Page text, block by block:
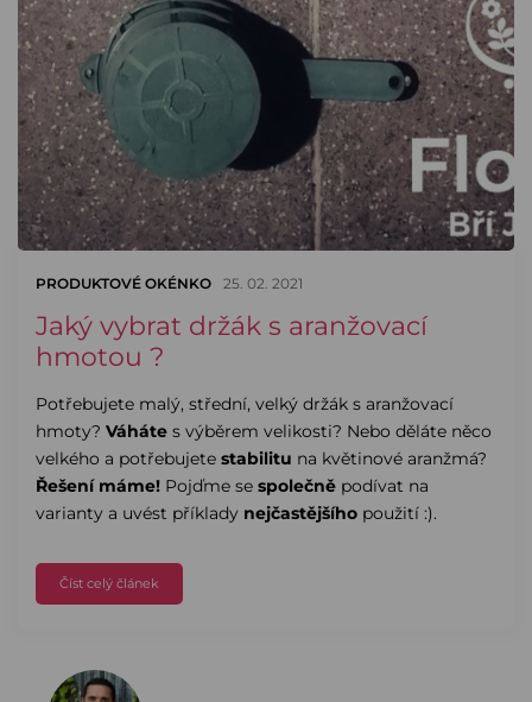
PRODUKTOVÉ OKÉNKO 25. 02. 2021
Jaký vybrat držák s aranžovací
hmotou ?
Potřebujete malý, střední, velký držák s aranžovací
hmoty? Váháte s výběrem velikosti? Nebo děláte něco
velkého a potřebujete stabilitu na květinové aranžmá?
Řešení máme! Pojďme se společně podívat na
varianty a uvést příklady nejčastějšího použití :).
Číst celý článek